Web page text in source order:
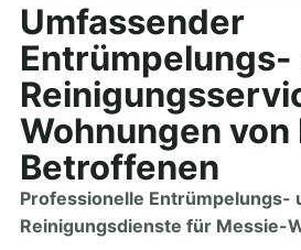
Umfassender
Entrümpelungs-
Wohnungen
Betroffenen
Professionelle Entrümpelungs-
Reinigungsdienste für Messie-